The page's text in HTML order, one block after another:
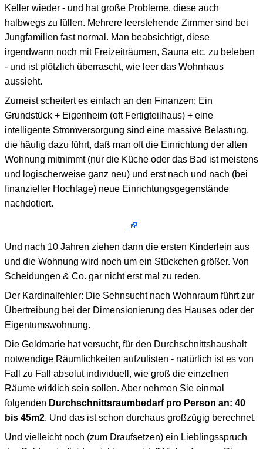
Keller wieder - und hat große Probleme, diese auch
halbwegs zu füllen. Mehrere leerstehende Zimmer sind bei
Jungfamilien fast normal. Man beabsichtigt, diese
irgendwann noch mit Freizeiträumen, Sauna etc. zu beleben
- und ist plötzlich überrascht, wie leer das Wohnhaus
aussieht.
Zumeist scheitert es einfach an den Finanzen: Ein
Grundstück + Eigenheim (oft Fertigteilhaus) + eine
intelligente Stromversorgung sind eine massive Belastung,
die häufig dazu führt, daß man oft die Einrichtung der alten
Wohnung mitnimmt (nur die Küche oder das Bad ist meistens
und logischerweise ganz neu) und erst nach und nach (bei
finanzieller Hochlage) neue Einrichtungsgegenstände
nachdotiert.
Und nach 10 Jahren ziehen dann die ersten Kinderlein aus
und die Wohnung wird noch um ein Stückchen größer. Von
Scheidungen & Co. gar nicht erst mal zu reden.
Der Kardinalfehler: Die Sehnsucht nach Wohnraum führt zur
Übertreibung bei der Dimensionierung des Hauses oder der
Eigentumswohnung.
Die Geldmarie hat versucht, für den Durchschnittshaushalt
notwendige Räumlichkeiten aufzulisten - natürlich ist es von
Fall zu Fall absolut individuell, wie groß die einzelnen
Räume wirklich sein sollen. Aber nehmen Sie einmal
folgenden Durchschnittsraumbedarf pro Person an: 40
bis 45m2. Und das ist schon durchaus großzügig berechnet.
Und vielleicht noch (zum Draufsetzen) ein Lieblingsspruch